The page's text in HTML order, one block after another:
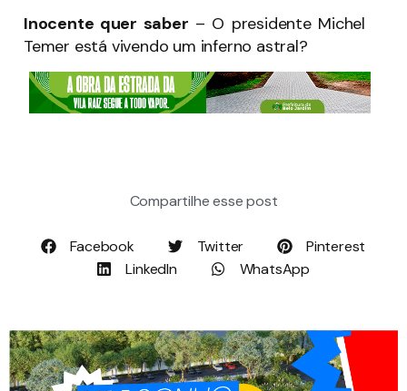
Inocente quer saber – O presidente Michel
Temer está vivendo um inferno astral?
Compartilhe esse post
Facebook Twitter
Pinterest
LinkedIn
WhatsApp